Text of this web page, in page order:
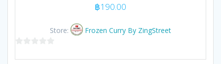
฿190.00
Store: Frozen Curry By ZingStreet